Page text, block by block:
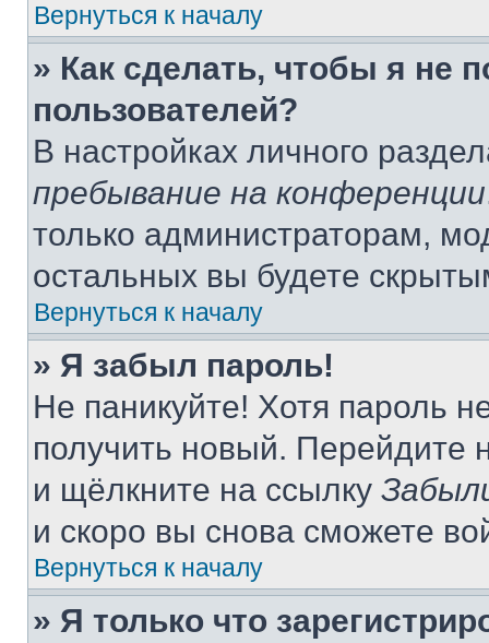
Вернуться к началу
» Как сделать, чтобы я не
пользователей?
В настройках личного
пребывание на конференции
только администраторам,
остальных вы будете
Вернуться к началу
» Я забыл пароль!
Не паникуйте! Хотя пароль
получить новый. Перейдите
и щёлкните на ссылку
и скоро вы снова сможете
Вернуться к началу
» Я только что